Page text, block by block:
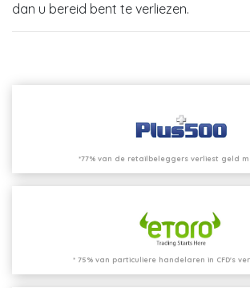
dan u bereid bent te verliezen.
*77% van de retailbeleggers verliest geld met
* 75% van particuliere handelaren in CFD's